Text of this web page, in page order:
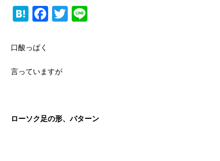
H
e
a
F
b
k
T
口酸っぱく
言っていますが
ローソク足の形、パターン